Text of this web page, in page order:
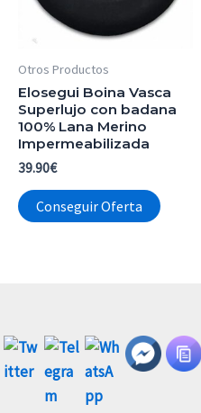
Otros Productos
Elosegui Boina Vasca
Superlujo con badana
100% Lana Merino
Impermeabilizada
39.90€
Conseguir Oferta